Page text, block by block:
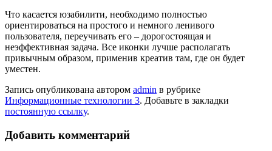
Что касается юзабилити, необходимо полностью
ориентироваться на простого и немного ленивого
пользователя, переучивать его – дорогостоящая и
неэффективная задача. Все иконки лучше располагать
привычным образом, применив креатив там, где он будет
уместен.
Запись опубликована автором admin в рубрике
Информационные технологии 3. Добавьте в закладки
постоянную ссылку.
Добавить комментарий